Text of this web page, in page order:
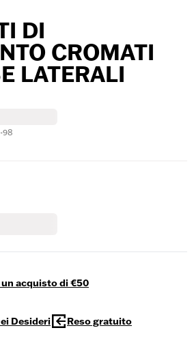
DI
CROMATI
LATERALI
98
acquisto di €50
Desideri Reso gratuito